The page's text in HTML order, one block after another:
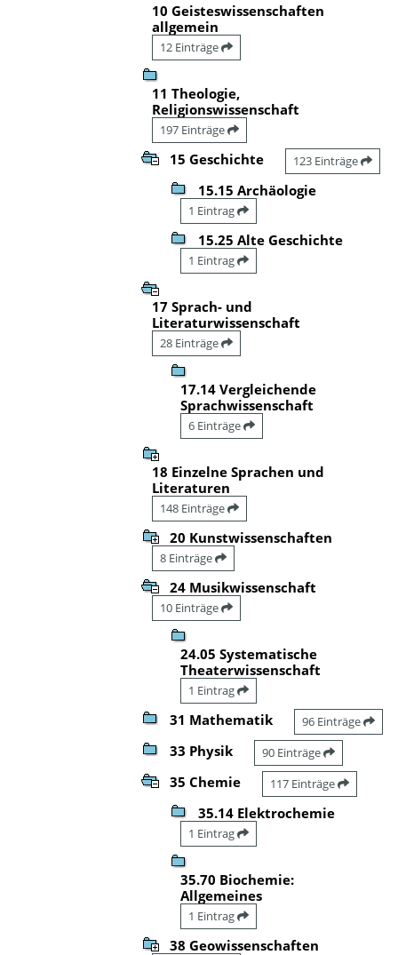
10 Geisteswissenschaften
allgemein
12 Einträge
11 Theologie,
Religionswissenschaft
197 Einträge
15 Geschichte 123 Einträge
15.15 Archäologie
1 Eintrag
15.25 Alte Geschichte
1 Eintrag
17 Sprach- und
Literaturwissenschaft
28 Einträge
17.14 Vergleichende
Sprachwissenschaft
6 Einträge
18 Einzelne Sprachen und
Literaturen
148 Einträge
20 Kunstwissenschaften
8 Einträge
24 Musikwissenschaft
10 Einträge
24.05 Systematische
Theaterwissenschaft
1 Eintrag
31 Mathematik 96 Einträge
33 Physik 90 Einträge
35 Chemie 117 Einträge
35.14 Elektrochemie
1 Eintrag
35.70 Biochemie:
Allgemeines
1 Eintrag
38 Geowissenschaften